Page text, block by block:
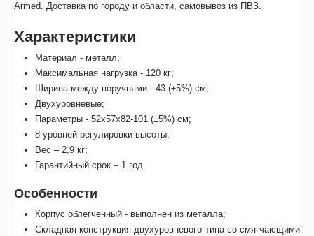
Armed. Доставка по городу и области, самовывоз из ПВЗ.
Характеристики
Материал - металл;
Максимальная нагрузка - 120 кг;
Ширина между поручнями - 43 (±5%) см;
Двухуровневые;
Параметры - 52х57х82-101 (±5%) см;
8 уровней регулировки высоты;
Вес – 2,9 кг;
Гарантийный срок – 1 год.
Особенности
Корпус облегченный - выполнен из металла;
Складная конструкция двухуровневого типа со смягчающими